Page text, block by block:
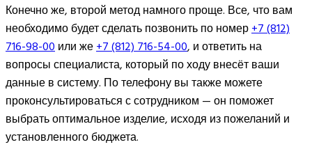
Конечно же, второй метод намного проще. Все, что вам
необходимо будет сделать позвонить по номер+7 (812)
716-98-00или же+7 (812) 716-54-00, и ответить на
вопросы специалиста, который по ходу внесёт ваши
данные в систему. По телефону вы также можете
проконсультироваться с сотрудником — он поможет
выбрать оптимальное изделие, исходя из пожеланий и
установленного бюджета.